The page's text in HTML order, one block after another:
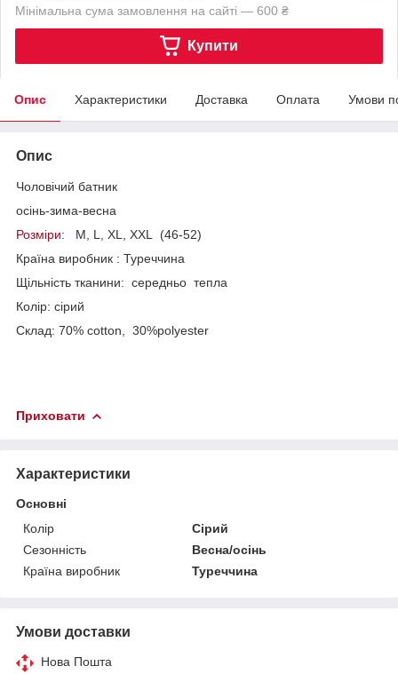
Мінімальна сума замовлення на сайті — 600 ₴
Купити
Опис Характеристики Доставка Оплата Умови
Опис
Чоловічий батник
осінь-зима-весна
Розміри: M, L, XL, XXL (46-52)
Країна виробник : Туреччина
Щільність тканини: середньо тепла
Колір: сірий
Склад: 70% cotton, 30%polyester
Приховати
Характеристики
Основні
Колір
Сірий
Сезонність
Весна/осінь
Країна виробник
Туреччина
Умови доставки
Нова Пошта